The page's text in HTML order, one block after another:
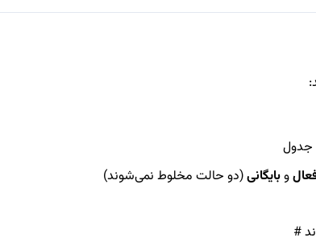
جدول
وبایگانی(دو حالت مخلوط نمی‌شوند)
#